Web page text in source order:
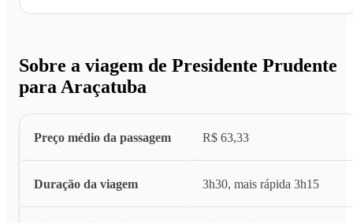
Sobre a viagem de Presidente Prudente
para Araçatuba
Preço médio da passagem R$ 63,33
Duração da viagem 3h30, mais rápida 3h15